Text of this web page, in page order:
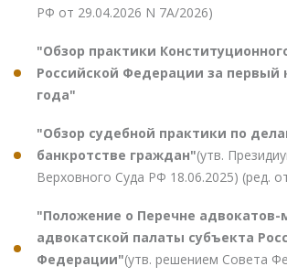
РФ от 29.04.2026 N 7А/2026)
"Обзор практики
Российской Федерации за первый
года"
"Обзор судебной практики по
банкротстве граждан"(утв.
Верховного Суда РФ 18.06.2025) (ред.
"Положение о Перечне адвокатов-
адвокатской палаты субъекта
Федерации"(утв. решением Совета